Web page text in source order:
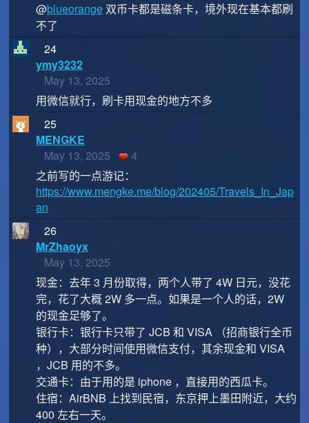
@blueorange 双币卡都是磁条卡，境外现在基本都刷
不了
24
ymy3232
May 13, 2025
用微信就行，刷卡用现金的地方不多
25
MENGKE
May 13, 2025
4
之前写的一点游记：
https://www.mengke.me/blog/202405/Travels_In_Jap
an
26
MrZhaoyx
May 13, 2025
现金：去年 3 月份取得，两个人带了 4W 日元，没花
完，花了大概 2W 多一点。如果是一个人的话，2W
的现金足够了。
银行卡：银行卡只带了 JCB 和 VISA （招商银行全币
种），大部分时间使用微信支付，其余现金和 VISA
，JCB 用的不多。
交通卡：由于用的是 iphone ，直接用的西瓜卡。
住宿：AirBNB 上找到民宿，东京押上墨田附近，大约
400 左右一天。